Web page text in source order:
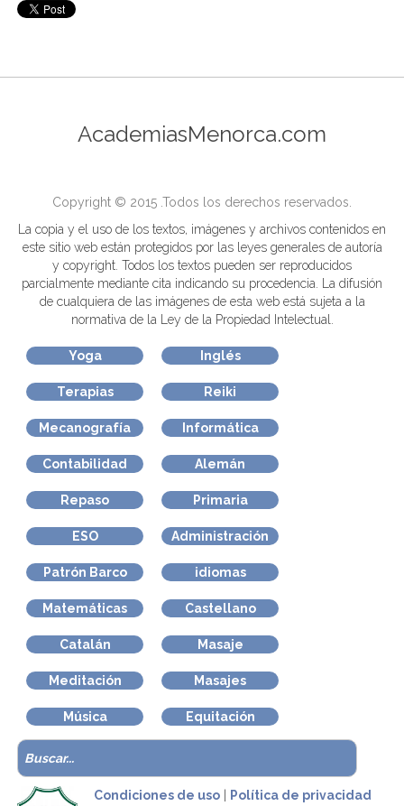
AcademiasMenorca.com
Copyright © 2015 .Todos los derechos reservados.
La copia y el uso de los textos, imágenes y archivos contenidos en
este sitio web están protegidos por las leyes generales de autoría
y copyright. Todos los textos pueden ser reproducidos
parcialmente mediante cita indicando su procedencia. La difusión
de cualquiera de las imágenes de esta web está sujeta a la
normativa de la Ley de la Propiedad Intelectual.
Yoga Inglés
Terapias Reiki
Mecanografía Informática
Contabilidad Alemán
Repaso Primaria
ESO Administración
Patrón Barco idiomas
Matemáticas Castellano
Catalán Masaje
Meditación Masajes
Música Equitación
Condiciones de uso| Política de privacidad